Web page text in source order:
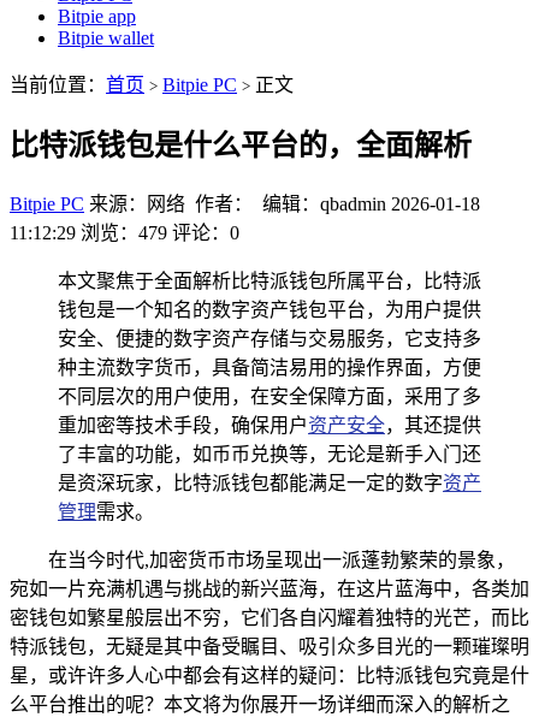
Bitpie app
Bitpie wallet
当前位置： 首页 > Bitpie PC > 正文
比特派钱包是什么平台的，全面解析
Bitpie PC 来源：网络 作者： 编辑：qbadmin 2026-01-18
11:12:29 浏览：479 评论：0
本文聚焦于全面解析比特派钱包所属平台，比特派
钱包是一个知名的数字资产钱包平台，为用户提供
安全、便捷的数字资产存储与交易服务，它支持多
种主流数字货币，具备简洁易用的操作界面，方便
不同层次的用户使用，在安全保障方面，采用了多
重加密等技术手段，确保用户资产安全，其还提供
了丰富的功能，如币币兑换等，无论是新手入门还
是资深玩家，比特派钱包都能满足一定的数字资产
管理需求。
在当今时代,加密货币市场呈现出一派蓬勃繁荣的景象，
宛如一片充满机遇与挑战的新兴蓝海，在这片蓝海中，各类加
密钱包如繁星般层出不穷，它们各自闪耀着独特的光芒，而比
特派钱包，无疑是其中备受瞩目、吸引众多目光的一颗璀璨明
星，或许许多人心中都会有这样的疑问：比特派钱包究竟是什
么平台推出的呢？本文将为你展开一场详细而深入的解析之